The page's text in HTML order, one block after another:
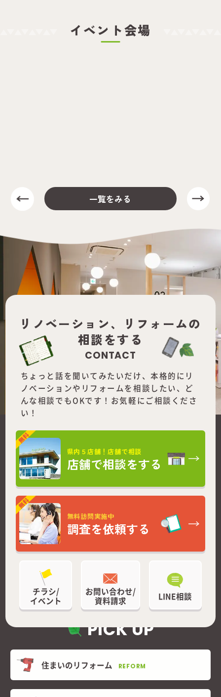
イベント会場
一覧をみる
リノベーション、
リフォームの
相談をする
CONTACT
ちょっと話を聞いてみたいだけ、本格的にリ
ノベーションやリフォームを相談したい、ど
んな相談でもOKです！お気軽にご相談くださ
い！
県内５店舗！店舗で相談
店舗で相談をする
無料訪問実施中
調査を依頼する
チラシ/
イベント
お問い合わせ/
資料請求
LINE相談
PICK UP
住まいのリフォーム REFORM